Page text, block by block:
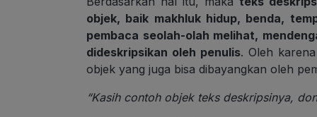
objek, baik makhluk hidup, benda,
pembaca seolah-olah melihat,
dideskripsikan oleh penulis. Oleh
objek yang juga bisa dibayangkan oleh
“Kasih contoh objek teks deskripsinya,